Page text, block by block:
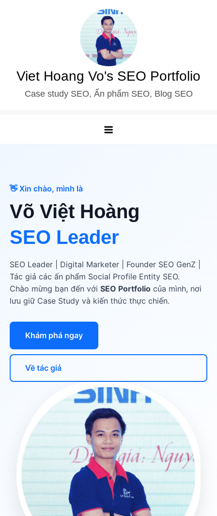
Viet Hoang Vo's SEO Portfolio
Case study SEO, Ấn phẩm SEO, Blog SEO
👋 Xin chào, mình là
Võ Việt Hoàng
SEO Leader
SEO Leader | Digital Marketer | Founder SEO GenZ |
Tác giả các ấn phẩm Social Profile Entity SEO.
Chào mừng bạn đến với SEO Portfolio của mình, nơi
lưu giữ Case Study và kiến thức thực chiến.
Khám phá ngay
Về tác giả